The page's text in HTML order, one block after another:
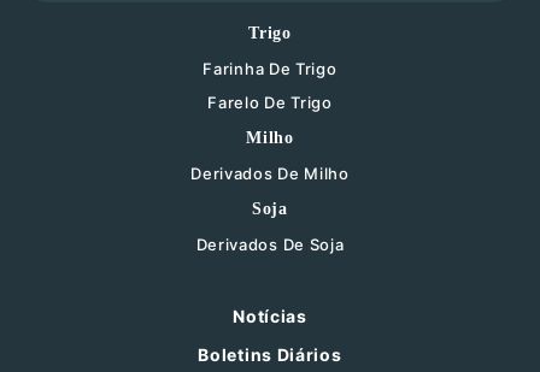
Trigo
Farinha De Trigo
Farelo De Trigo
Milho
Derivados De Milho
Soja
Derivados De Soja
Notícias
Boletins Diários